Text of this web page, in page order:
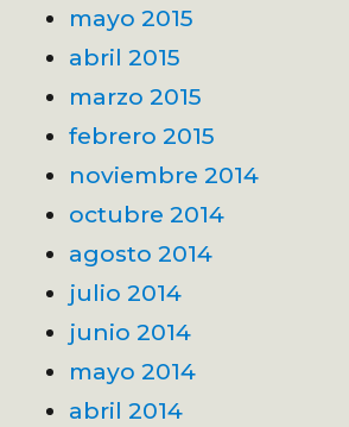
mayo 2015
abril 2015
marzo 2015
febrero 2015
noviembre 2014
octubre 2014
agosto 2014
julio 2014
junio 2014
mayo 2014
abril 2014